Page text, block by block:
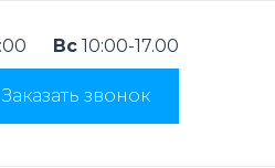
Вс 10:00-17.00
Заказать звонок